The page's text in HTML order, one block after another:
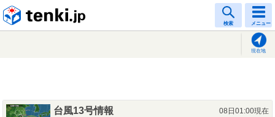
検索 メニュー
現在地
台風13号情報
08日01:00現在